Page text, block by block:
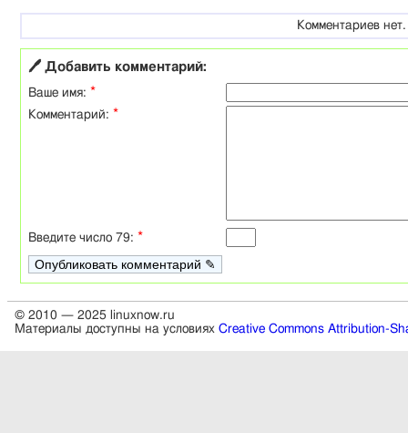
Комментариев нет.
🖊 Добавить комментарий:
Ваше имя: *
Комментарий: *
Введите число 79: *
© 2010 — 2025 linuxnow.ru
Материалы доступны на условиях Creative Commons Attribution-